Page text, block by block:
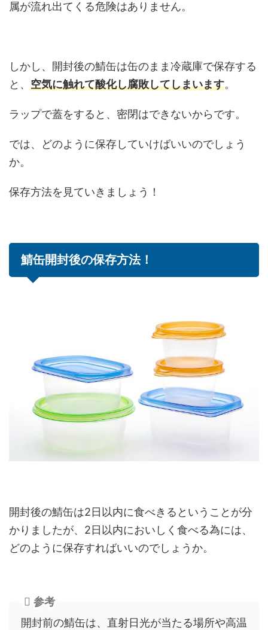
属が流れ出てくる危険はありません。
しかし、開封後の鯖缶は缶のまま冷蔵庫で保存する
と、 空気に触れて酸化し腐敗してしまいます。
ラップで蓋をすると、密閉はできないからです。
では、どのように保存していけばいいのでしょう
か。
保存方法を見ていきましょう！
鯖缶開封後の保存方法！
開封後の鯖缶は2日以内に食べきるということが分
かりましたが、2日以内においしく食べる為には、
どのように保存すればいいのでしょうか。
参考
開封前の鯖缶は、直射日光が当たる場所や高温